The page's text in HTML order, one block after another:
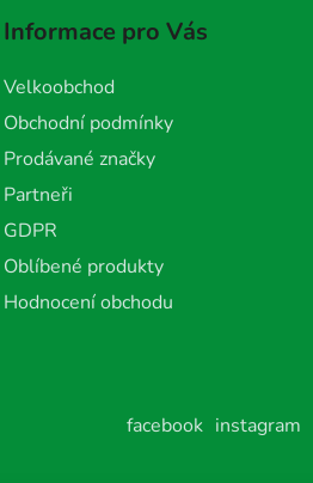
Informace pro Vás
Velkoobchod
Obchodní podmínky
Prodávané značky
Partneři
GDPR
Oblíbené produkty
Hodnocení obchodu
facebook instagram